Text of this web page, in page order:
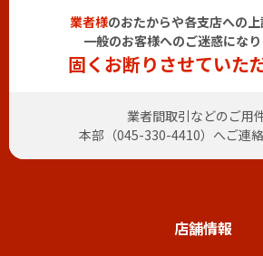
業者様のおたからや各支店への上
一般のお客様へのご迷惑になり
固くお断りさせていた
業者間取引などのご用
本部（045-330-4410）へご連
店舗情報